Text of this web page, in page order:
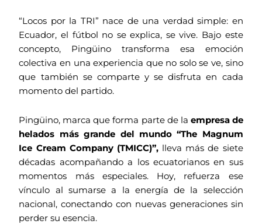
“Locos por la TRI” nace de una verdad simple: en
Ecuador, el fútbol no se explica, se vive. Bajo este
concepto, Pingüino transforma esa emoción
colectiva en una experiencia que no solo se ve, sino
que también se comparte y se disfruta en cada
momento del partido.
Pingüino, marca que forma parte de la empresa de
helados más grande del mundo “The Magnum
Ice Cream Company (TMICC)”, lleva más de siete
décadas acompañando a los ecuatorianos en sus
momentos más especiales. Hoy, refuerza ese
vínculo al sumarse a la energía de la selección
nacional, conectando con nuevas generaciones sin
perder su esencia.